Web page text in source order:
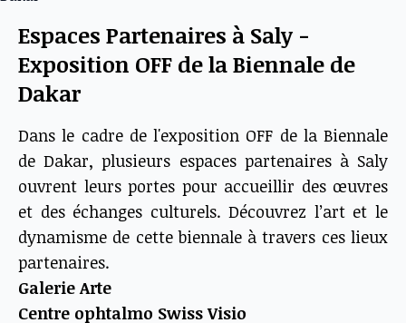
Espaces Partenaires à Saly -
Exposition OFF de la Biennale de
Dakar
Dans le cadre de l'exposition OFF de la Biennale
de Dakar, plusieurs espaces partenaires à Saly
ouvrent leurs portes pour accueillir des œuvres
et des échanges culturels. Découvrez l’art et le
dynamisme de cette biennale à travers ces lieux
partenaires.
Galerie Arte
Centre ophtalmo Swiss Visio